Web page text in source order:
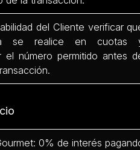
del Cliente verificar
se realice en cuotas
el número permitido antes
0% de interés